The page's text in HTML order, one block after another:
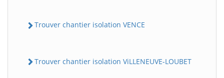
Trouver chantier isolation VENCE
Trouver chantier isolation ViLLENEUVE-LOUBET